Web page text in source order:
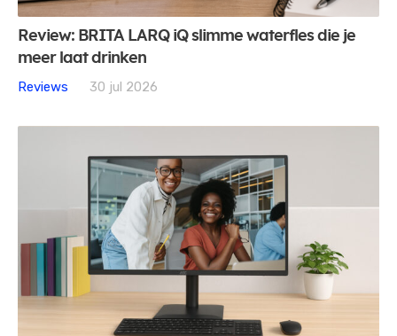
Review: BRITA LARQ iQ slimme waterfles die je
meer laat drinken
Reviews
30 jul 2026